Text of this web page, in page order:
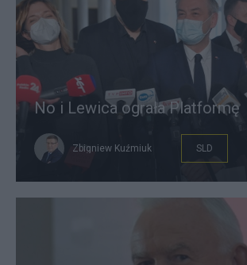
No i Lewica ograła Platformę
Zbigniew Kuźmiuk SLD